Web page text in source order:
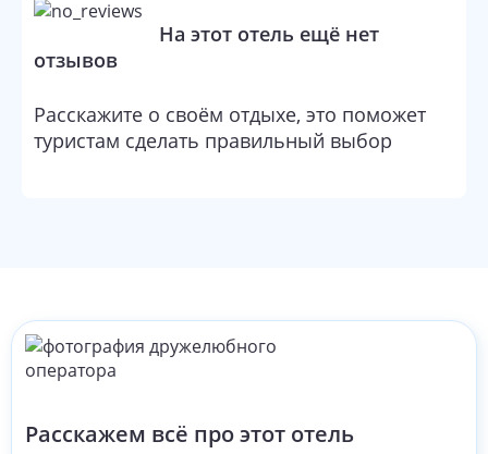
На этот отель ещё нет
отзывов
Расскажите о своём отдыхе, это поможет
туристам сделать правильный выбор
Расскажем всё про этот отель